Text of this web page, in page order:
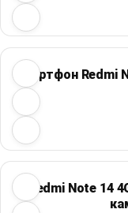
Смартфон Redmi
Redmi Note 14